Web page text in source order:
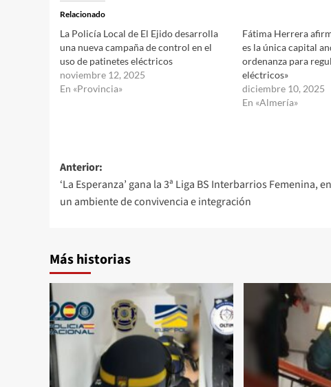
Relacionado
La Policía Local de El Ejido desarrolla
una nueva campaña de control en el
uso de patinetes eléctricos
noviembre 12, 2025
En «Provincia»
Fátima Herrera
es la única capital
ordenanza para
eléctricos»
diciembre 10, 2025
En «Almería»
Navegación
de
entradas
Anterior:
‘La Esperanza’ gana la 3ª Liga BS Interbarrios Femenina, en
un ambiente de convivencia e integración
Más historias